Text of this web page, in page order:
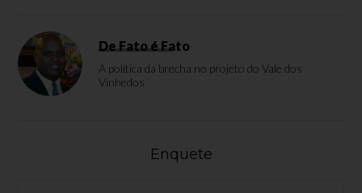
De Fato é Fato
A política da brecha no projeto do Vale dos
Vinhedos
Enquete